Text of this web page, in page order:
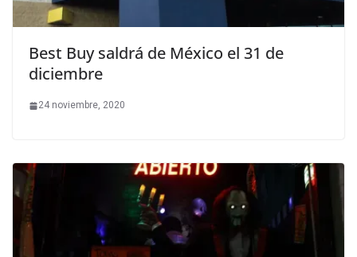
Best Buy saldrá de México el 31 de
diciembre
24 noviembre, 2020